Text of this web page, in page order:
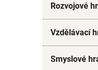
i
Rozvojové
Vzdělávací
Smyslové